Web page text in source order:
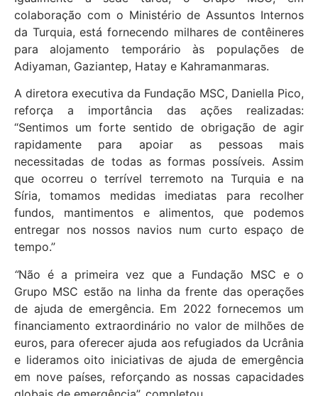
colaboração com o Ministério de Assuntos Internos
da Turquia, está fornecendo milhares de contêineres
para alojamento temporário às populações de
Adiyaman, Gaziantep, Hatay e Kahramanmaras.
A diretora executiva da Fundação MSC, Daniella Pico,
reforça a importância das ações realizadas:
“Sentimos um forte sentido de obrigação de agir
rapidamente para apoiar as pessoas mais
necessitadas de todas as formas possíveis. Assim
que ocorreu o terrível terremoto na Turquia e na
Síria, tomamos medidas imediatas para recolher
fundos, mantimentos e alimentos, que podemos
entregar nos nossos navios num curto espaço de
tempo.”
“Não é a primeira vez que a Fundação MSC e o
Grupo MSC estão na linha da frente das operações
de ajuda de emergência. Em 2022 fornecemos um
financiamento extraordinário no valor de milhões de
euros, para oferecer ajuda aos refugiados da Ucrânia
e lideramos oito iniciativas de ajuda de emergência
em nove países, reforçando as nossas capacidades